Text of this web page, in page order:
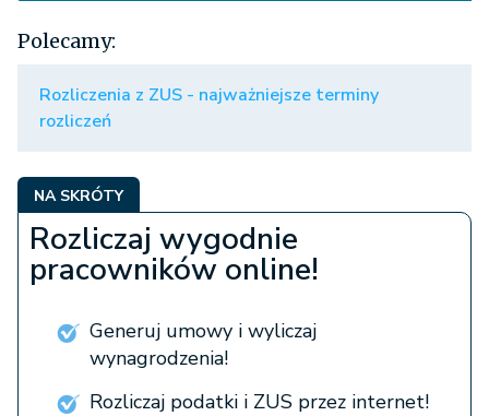
Polecamy:
Rozliczenia z ZUS - najważniejsze terminy
rozliczeń
NA SKRÓTY
Rozliczaj wygodnie
pracowników online!
Generuj umowy i wyliczaj
wynagrodzenia!
Rozliczaj podatki i ZUS przez internet!